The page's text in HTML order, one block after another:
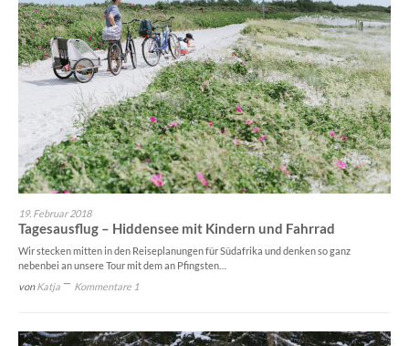
19. Februar 2018
Tagesausflug – Hiddensee mit Kindern und Fahrrad
Wir stecken mitten in den Reiseplanungen für Südafrika und denken so ganz
nebenbei an unsere Tour mit dem an Pfingsten…
vonKatja Kommentare 1